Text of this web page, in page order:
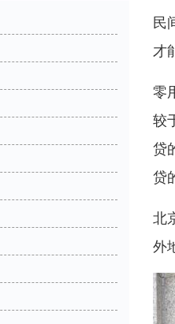
民
才
零
较
贷
贷
北
外